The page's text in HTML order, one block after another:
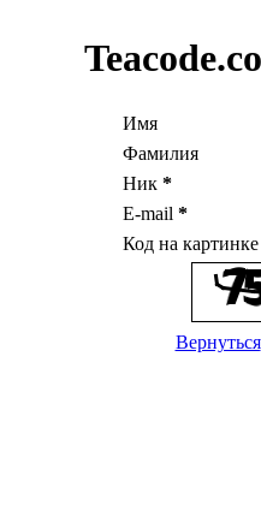
Имя
Фамилия
Ник *
E-mail *
Код на
Вернуться